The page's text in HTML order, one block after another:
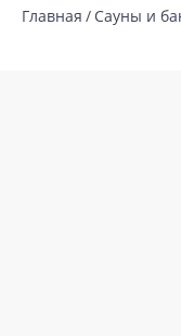
Главная Сауны и